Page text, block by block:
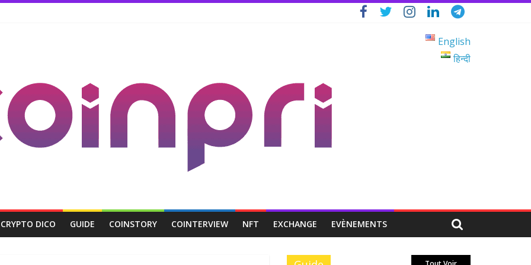
English
हिन्दी
CRYPTO DICO GUIDE COINSTORY COINTERVIEW NFT EXCHANGE EVÈNEMENTS